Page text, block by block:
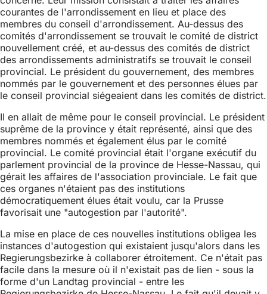
courantes de l'arrondissement en lieu et place des
membres du conseil d'arrondissement. Au-dessus des
comités d'arrondissement se trouvait le comité de district
nouvellement créé, et au-dessus des comités de district
des arrondissements administratifs se trouvait le conseil
provincial. Le président du gouvernement, des membres
nommés par le gouvernement et des personnes élues par
le conseil provincial siégeaient dans les comités de district.
Il en allait de même pour le conseil provincial. Le président
suprême de la province y était représenté, ainsi que des
membres nommés et également élus par le comité
provincial. Le comité provincial était l'organe exécutif du
parlement provincial de la province de Hesse-Nassau, qui
gérait les affaires de l'association provinciale. Le fait que
ces organes n'étaient pas des institutions
démocratiquement élues était voulu, car la Prusse
favorisait une "autogestion par l'autorité".
La mise en place de ces nouvelles institutions obligea les
instances d'autogestion qui existaient jusqu'alors dans les
Regierungsbezirke à collaborer étroitement. Ce n'était pas
facile dans la mesure où il n'existait pas de lien - sous la
forme d'un Landtag provincial - entre les